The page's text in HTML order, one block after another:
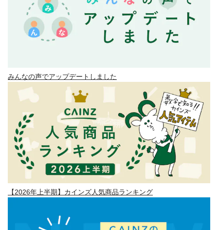
みんなの声でアップデートしました
【2026年上半期】カインズ人気商品ランキング